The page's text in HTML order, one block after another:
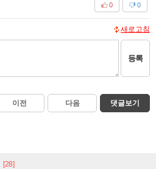
0
0
새로고침
등록
이전 다음 댓글보기
[28]